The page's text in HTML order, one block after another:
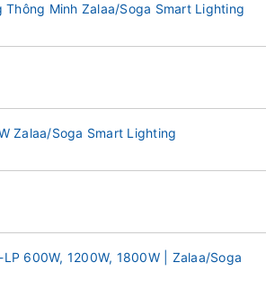
Thông Minh Zalaa/Soga Smart Lighting
Zalaa/Soga Smart Lighting
600W, 1200W, 1800W | Zalaa/Soga